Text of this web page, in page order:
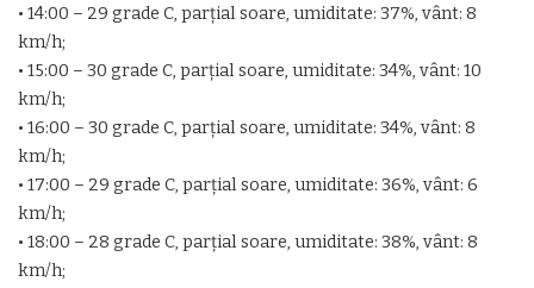
• 14:00 – 29 grade C, parţial soare, umiditate: 37%, vânt: 8
km/h;
• 15:00 – 30 grade C, parţial soare, umiditate: 34%, vânt: 10
km/h;
• 16:00 – 30 grade C, parţial soare, umiditate: 34%, vânt: 8
km/h;
• 17:00 – 29 grade C, parţial soare, umiditate: 36%, vânt: 6
km/h;
• 18:00 – 28 grade C, parţial soare, umiditate: 38%, vânt: 8
km/h;